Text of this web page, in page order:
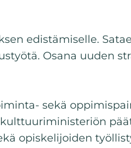
edistämiselle.
Osana uuden
sekä
opiskelijoiden